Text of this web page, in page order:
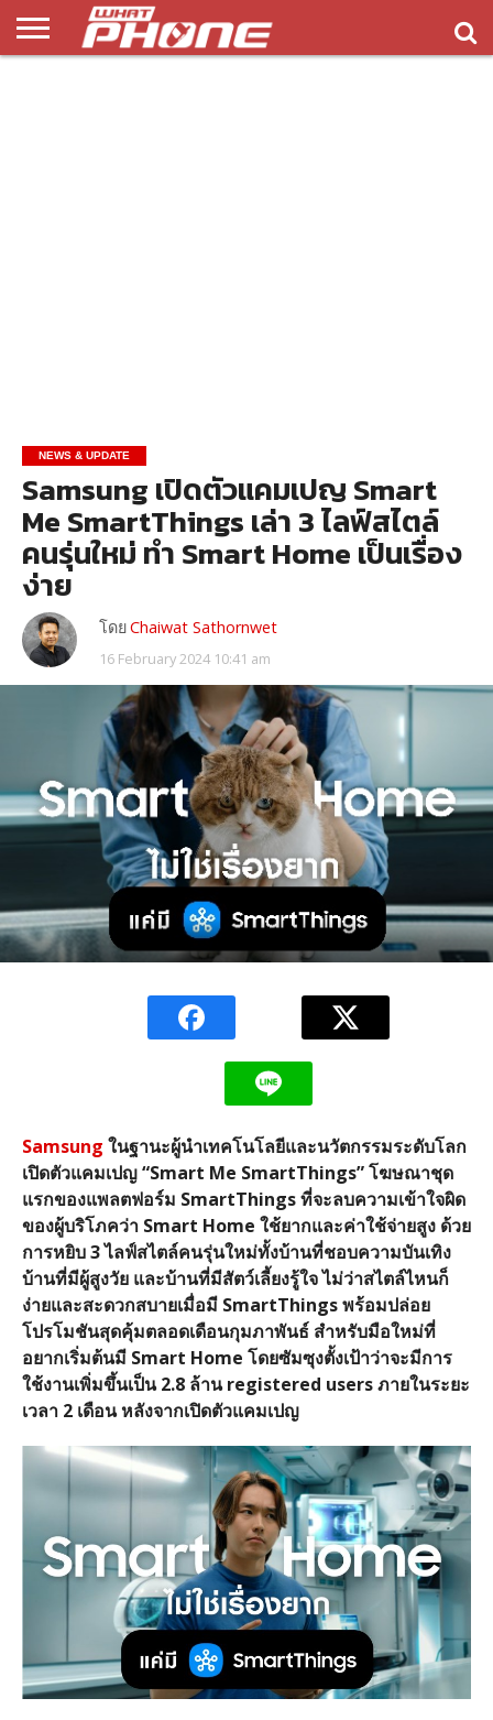
NEWS & UPDATE
Samsung เปิดตัวแคมเปญ Smart
Me SmartThings เล่า 3 ไลฟ์สไตล์
คนรุ่นใหม่ ทำ Smart Home เป็นเรื่อง
ง่าย
โดยChaiwat Sathornwet
16 February 2024 10:41 am
Samsung ในฐานะผู้นำเทคโนโลยีและนวัตกรรมระดับโลก
เปิดตัวแคมเปญ“Smart Me SmartThings”โฆษณาชุด
แรกของแพลตฟอร์ม SmartThingsที่จะลบความเข้าใจผิด
ของผู้บริโภคว่าSmart Home ใช้ยากและค่าใช้จ่ายสูง ด้วย
การหยิบ3ไลฟ์สไตล์คนรุ่นใหม่ทั้งบ้านที่ชอบความบันเทิง
บ้านที่มีผู้สูงวัย และบ้านที่มีสัตว์เลี้ยงรู้ใจไม่ว่าสไตล์ไหนก็
ง่ายและสะดวกสบายเมื่อมีSmartThingsพร้อมปล่อย
โปรโมชันสุดคุ้มตลอดเดือนกุมภาพันธ์ สำหรับมือใหม่ที่
อยากเริ่มต้นมีSmart Home โดยซัมซุงตั้งเป้าว่าจะมีการ
ใช้งานเพิ่มขึ้นเป็น2.8 ล้านregistered usersภายในระยะ
เวลา2 เดือน หลังจากเปิดตัวแคมเปญ